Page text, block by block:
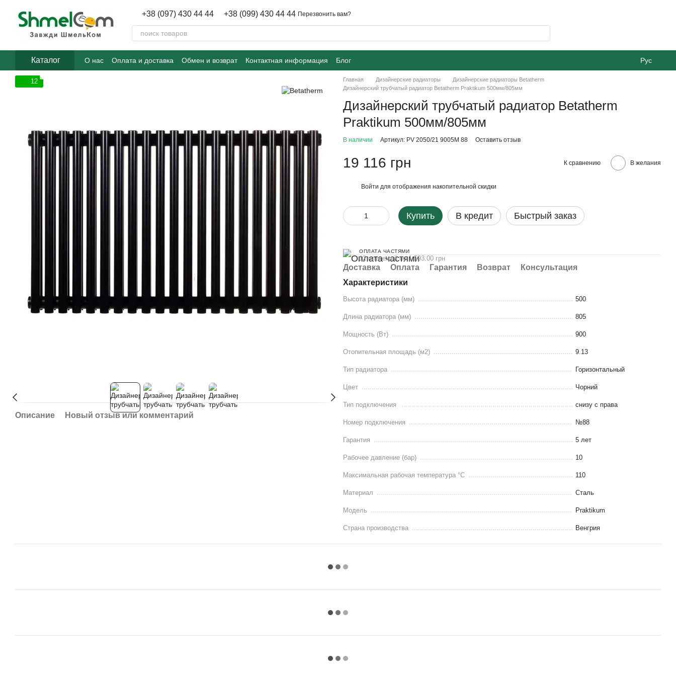
+38 (097) 430 44 44 +38 (099) 430 44 44 Перезвонить вам?
Каталог О нас Оплата и доставка Обмен и возврат Контактная информация Блог Рус
12
Описание Новый отзыв или комментарий
Главная Дизайнерские радиаторы
Дизайнерские радиаторы Betatherm
Дизайнерский трубчатый радиатор Betatherm Praktikum 500мм/805мм
Дизайнерский трубчатый радиатор Betatherm
Praktikum 500мм/805мм
В наличии Артикул: PV 2050/21 9005M 88 Оставить отзыв
19 116 грн К сравнению В желания
Войти для отображения накопительной скидки
Купить В кредит Быстрый заказ
ОПЛАТА ЧАСТЯМИ
12 платежей по 1 593.00 грн
Доставка Оплата Гарантия Возврат
Консультация
Характеристики
Высота радиатора (мм) 500
Длина радиатора (мм) 805
Мощность (Вт) 900
Отопительная площадь (м2) 9.13
Тип радиатора Горизонтальный
Цвет Чорний
Тип подключения снизу с права
Номер подключения №88
Гарантия 5 лет
Рабочее давление (бар) 10
Максимальная рабочая температура °C 110
Материал Сталь
Модель Praktikum
Страна производства Венгрия